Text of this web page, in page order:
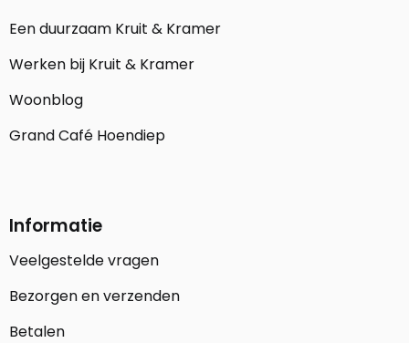
Een duurzaam Kruit & Kramer
Werken bij Kruit & Kramer
Woonblog
Grand Café Hoendiep
Informatie
Veelgestelde vragen
Bezorgen en verzenden
Betalen